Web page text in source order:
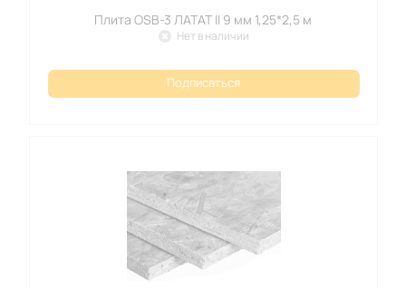
Плита OSB-3 ЛАТАТ II 9 мм 1,25*2,5 м
Нет в наличии
Подписаться